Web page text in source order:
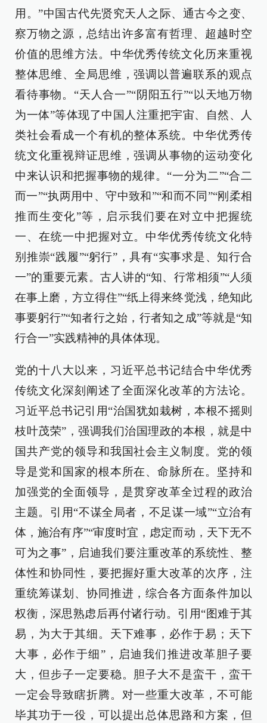
用。”中国古代先贤究天人之际、通古今之变、
察万物之源，总结出许多富有哲理、超越时空
价值的思维方法。中华优秀传统文化历来重视
整体思维、全局思维，强调以普遍联系的观点
看待事物。“天人合一”“阴阳五行”“以天地万物
为一体”等体现了中国人注重把宇宙、自然、人
类社会看成一个有机的整体系统。中华优秀传
统文化重视辩证思维，强调从事物的运动变化
中来认识和把握事物的规律。“一分为二”“合二
而一”“执两用中、守中致和”“和而不同”“刚柔相
推而生变化”等，启示我们要在对立中把握统
一、在统一中把握对立。中华优秀传统文化特
别推崇“践履”“躬行”，具有“实事求是、知行合
一”的重要元素。古人讲的“知、行常相须”“人须
在事上磨，方立得住”“纸上得来终觉浅，绝知此
事要躬行”“知者行之始，行者知之成”等就是“知
行合一”实践精神的具体体现。
党的十八大以来，习近平总书记结合中华优秀
传统文化深刻阐述了全面深化改革的方法论。
习近平总书记引用“治国犹如栽树，本根不摇则
枝叶茂荣”，强调我们治国理政的本根，就是中
国共产党的领导和我国社会主义制度。党的领
导是党和国家的根本所在、命脉所在。坚持和
加强党的全面领导，是贯穿改革全过程的政治
主题。引用“不谋全局者，不足谋一域”“立治有
体，施治有序”“审度时宜，虑定而动，天下无不
可为之事”，启迪我们要注重改革的系统性、整
体性和协同性，要把握好重大改革的次序，注
重统筹谋划、协同推进，综合各方面条件加以
权衡，深思熟虑后再付诸行动。引用“图难于其
易，为大于其细。天下难事，必作于易；天下
大事，必作于细”，启迪我们推进改革胆子要
大，但步子一定要稳。胆子大不是蛮干，蛮干
一定会导致瞎折腾。对一些重大改革，不可能
毕其功于一役，可以提出总体思路和方案，但